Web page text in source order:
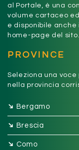
al Portale, è una
volume cartaceo
e disponibile
home-page del sito.
PROVINCE
Seleziona una
nella provincia
➔ Bergamo
➔ Brescia
➔ Como